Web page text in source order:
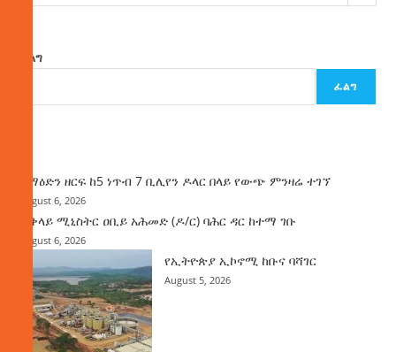
ፈልግ
ፈልግ
ከማዕድን ዘርፍ ከ5 ነጥብ 7 ቢሊየን ዶላር በላይ የውጭ ምንዛሬ ተገኘ
August 6, 2026
ጠቅላይ ሚኒስትር ዐቢይ አሕመድ (ዶ/ር) ባሕር ዳር ከተማ ገቡ
August 6, 2026
የኢትዮጵያ ኢኮኖሚ ከቡና ባሻገር
August 5, 2026